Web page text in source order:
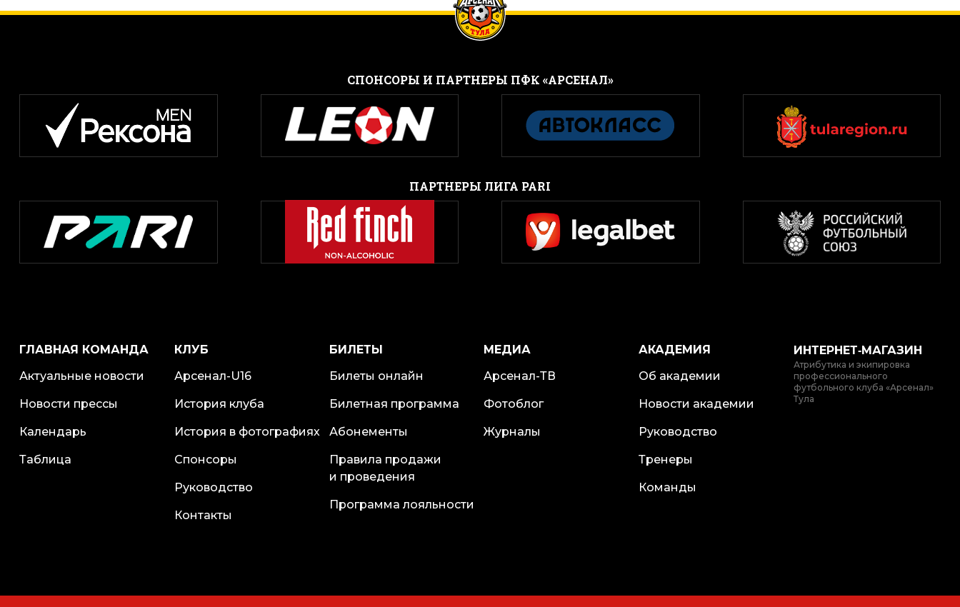
CПОНСОРЫ И ПАРТНЕРЫ ПФК «АРСЕНАЛ»
ПАРТНЕРЫ ЛИГА PARI
ГЛАВНАЯ КОМАНДА
Актуальные новости
Новости прессы
Календарь
Таблица
КЛУБ
Арсенал-U16
История клуба
История в фотографиях
Спонсоры
Руководство
Контакты
БИЛЕТЫ
Билеты онлайн
Билетная программа
Абонементы
Правила продажи
и проведения
Программа лояльности
МЕДИА
Арсенал-ТВ
Фотоблог
Журналы
АКАДЕМИЯ
Об академии
Новости академии
Руководство
Тренеры
Команды
ИНТЕРНЕТ‑МАГАЗИН
Атрибутика и экипировка
профессионального
футбольного клуба «Арсенал»
Тула